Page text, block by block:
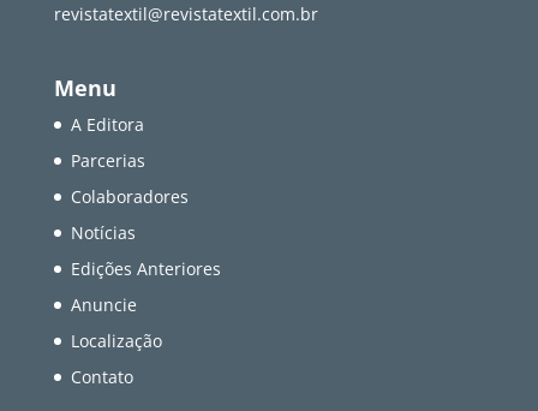
revistatextil@revistatextil.com.br
Menu
A Editora
Parcerias
Colaboradores
Notícias
Edições Anteriores
Anuncie
Localização
Contato